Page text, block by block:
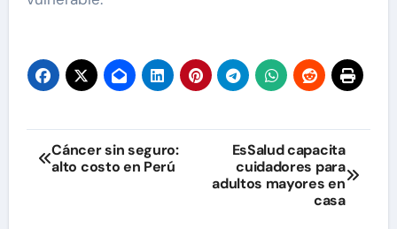
Navegación
de
Cáncer sin seguro:
alto costo en Perú
EsSalud capacita
cuidadores para
adultos mayores en
casa